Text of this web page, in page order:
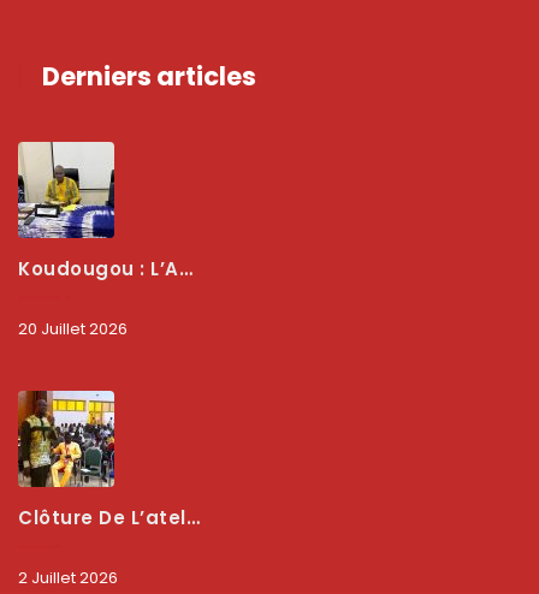
Derniers articles
Koudougou : L’ARCEP Renforce Le Dialogue Avec Les Associations De Consommateurs Pour Mieux Protéger Les Usagers
20 Juillet 2026
Clôture De L’atelier National : L’ARCEP Et Les Collectivités Territoriales Consolident Leur Partenariat Pour Booster La Qualité Des Services Numériques
2 Juillet 2026